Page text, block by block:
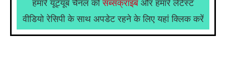
हमारे यूट्यूब चैनल कोसब्सक्राइब और हमारे लेटेस्ट
वीडियो रेसिपी के साथ अपडेट रहने के लिए यहां क्लिक करें